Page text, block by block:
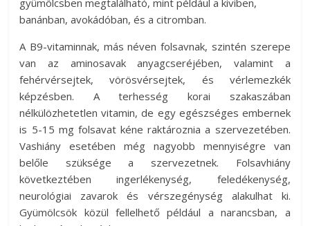
banánban, avokádóban, és a citromban.
A B9-vitaminnak, más néven folsavnak, szintén szerepe
van az aminosavak anyagcseréjében, valamint a
fehérvérsejtek, vörösvérsejtek, és vérlemezkék
képzésben. A terhesség korai szakaszában
nélkülözhetetlen vitamin, de egy egészséges embernek
is 5-15 mg folsavat kéne raktároznia a szervezetében.
Vashiány esetében még nagyobb mennyiségre van
belőle szüksége a szervezetnek. Folsavhiány
következtében ingerlékenység, feledékenység,
neurológiai zavarok és vérszegénység alakulhat ki.
Gyümölcsök közül fellelhető például a narancsban, a